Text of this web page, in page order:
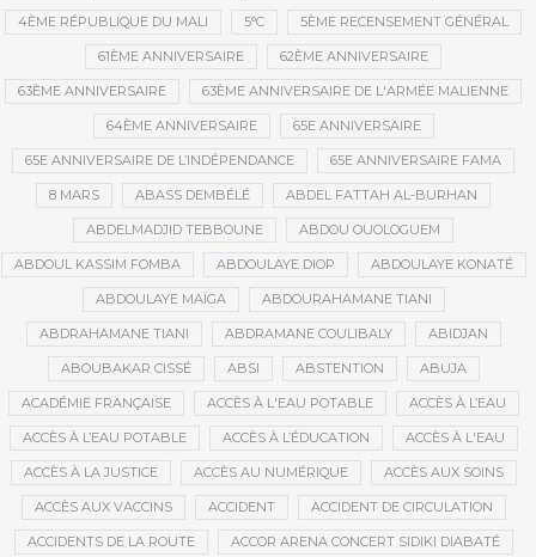
4ÈME RÉPUBLIQUE DU MALI 5°C 5ÈME RECENSEMENT GÉNÉRAL
61ÈME ANNIVERSAIRE 62ÈME ANNIVERSAIRE
63ÈME ANNIVERSAIRE 63ÈME ANNIVERSAIRE DE L'ARMÉE MALIENNE
64ÈME ANNIVERSAIRE 65E ANNIVERSAIRE
65E ANNIVERSAIRE DE L’INDÉPENDANCE 65E ANNIVERSAIRE FAMA
8 MARS ABASS DEMBÉLÉ ABDEL FATTAH AL-BURHAN
ABDELMADJID TEBBOUNE ABDOU OUOLOGUEM
ABDOUL KASSIM FOMBA ABDOULAYE DIOP ABDOULAYE KONATÉ
ABDOULAYE MAÏGA ABDOURAHAMANE TIANI
ABDRAHAMANE TIANI ABDRAMANE COULIBALY ABIDJAN
ABOUBAKAR CISSÉ ABSI ABSTENTION ABUJA
ACADÉMIE FRANÇAISE ACCÈS À L'EAU POTABLE ACCÈS À L’EAU
ACCÈS À L’EAU POTABLE ACCÈS À L’ÉDUCATION ACCÈS À L'EAU
ACCÈS À LA JUSTICE ACCÈS AU NUMÉRIQUE ACCÈS AUX SOINS
ACCÈS AUX VACCINS ACCIDENT ACCIDENT DE CIRCULATION
ACCIDENTS DE LA ROUTE ACCOR ARENA CONCERT SIDIKI DIABATÉ